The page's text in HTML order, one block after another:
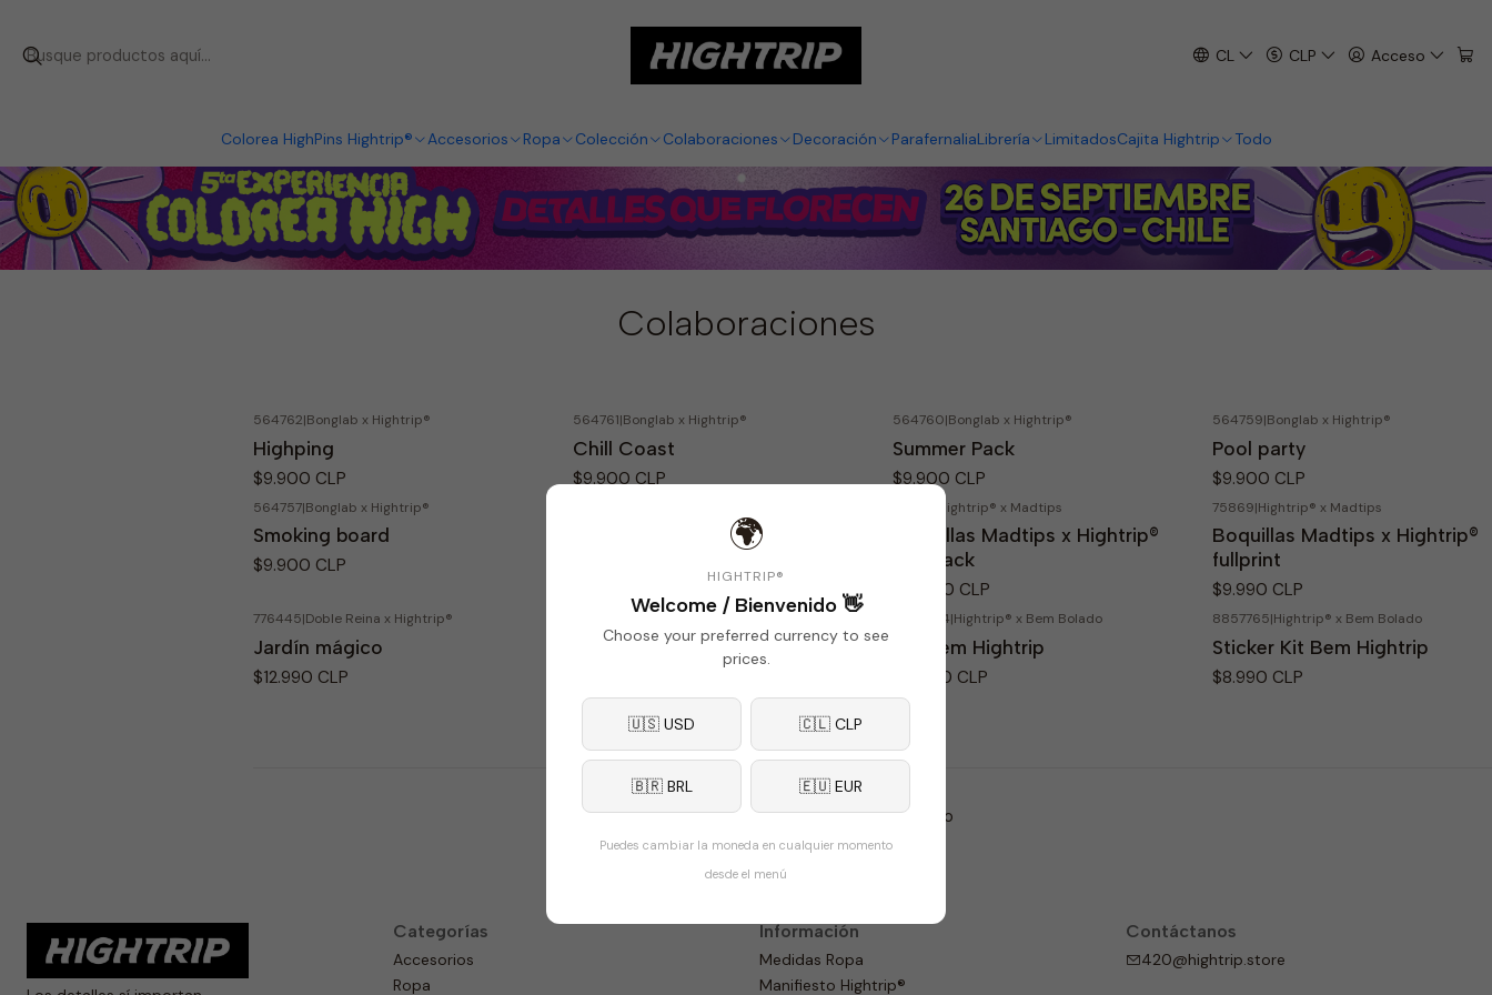
CL CLP Acceso
Colorea HighPins Hightrip® Accesorios Ropa Colección Colaboraciones Decoración ParafernaliaLibrería LimitadosCajita Hightrip Todo
Inicio Hightrip Store Colaboraciones
Colaboraciones
564762|Bonglab x Hightrip®
Highping
$9.900 CLP
564761|Bonglab x Hightrip®
Chill Coast
$9.900 CLP
564760|Bonglab x Hightrip®
Summer Pack
$9.900 CLP
564759|Bonglab x Hightrip®
Pool party
$9.900 CLP
564757|Bonglab x Hightrip®
Smoking board
$9.900 CLP
Boquillas Madtips x Hightrip®
Hightrip® x Madtips
Boquillas Madtips x Hightrip®
Jet black
$21.500 CLP
75869|Hightrip® x Madtips
Boquillas Madtips x Hightrip®
fullprint
$9.990 CLP
776445|Doble Reina x Hightrip®
Jardín mágico
$12.990 CLP
Hightrip® x Bem Bolado
Un Kit Bem Hightrip
5.0
8857764|Hightrip® x Bem Bolado
Pin Bem Hightrip
$16.990 CLP
8857765|Hightrip® x Bem Bolado
Sticker Kit Bem Hightrip
$8.990 CLP
1 2 » Último
Categorías
Accesorios
Ropa
Información
Medidas Ropa
Manifiesto Hightrip®
Contáctanos
420@hightrip.store
🌍
HIGHTRIP®
Welcome / Bienvenido 👋
Choose your preferred currency to see
prices.
🇺🇸 USD 🇨🇱 CLP
🇧🇷 BRL 🇪🇺 EUR
Puedes cambiar la moneda en cualquier momento
desde el menú